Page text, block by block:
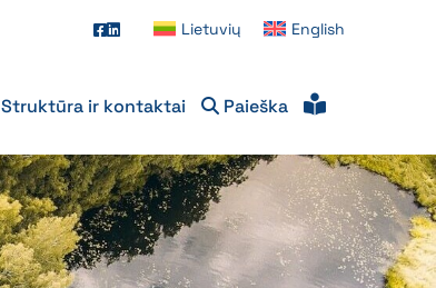
Lietuvių English
Struktūra ir kontaktai Paieška